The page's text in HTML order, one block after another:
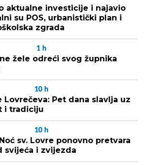
aktualne investicije i najavio
su POS, urbanistički plan i
zgrada
1 h
žele odreći svog župnika
10 h
Lovrečeva: Pet dana slavlja uz
i tradiciju
10 h
sv. Lovre ponovno pretvara
svijeća i zvijezda